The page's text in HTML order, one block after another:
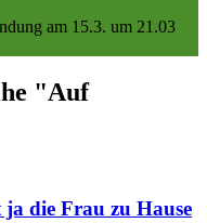
am 15.3. um 21.03
"Auf
ja die Frau zu Hause